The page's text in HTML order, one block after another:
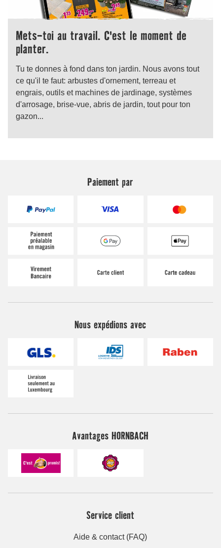
Paiement par
Nous expédions avec
Avantages HORNBACH
Service client
Aide & contact (FAQ)